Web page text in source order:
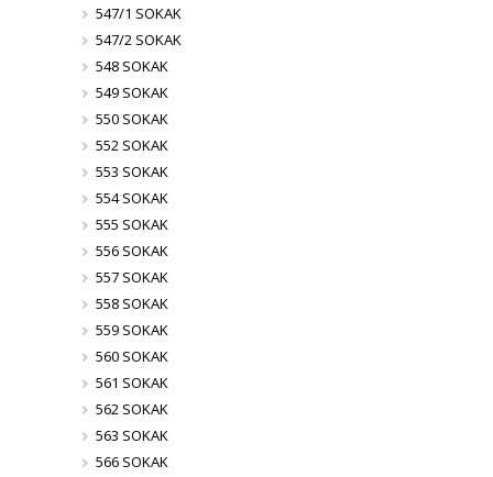
547/1 SOKAK
547/2 SOKAK
548 SOKAK
549 SOKAK
550 SOKAK
552 SOKAK
553 SOKAK
554 SOKAK
555 SOKAK
556 SOKAK
557 SOKAK
558 SOKAK
559 SOKAK
560 SOKAK
561 SOKAK
562 SOKAK
563 SOKAK
566 SOKAK